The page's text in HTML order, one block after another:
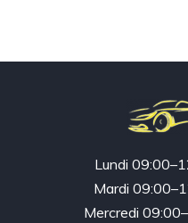
Lundi
Mardi
Mercredi